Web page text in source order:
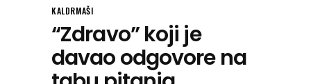
KALDRMAŠI
“Zdravo” koji je
davao odgovore na